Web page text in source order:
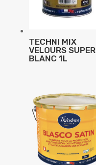
TECHNI MIX
VELOURS SUPER
BLANC 1L